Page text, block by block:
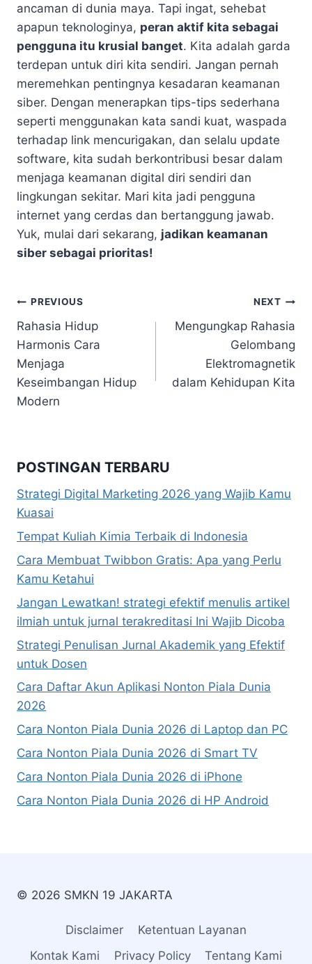
ancaman di dunia maya. Tapi ingat, sehebat
apapun teknologinya, peran aktif kita sebagai
pengguna itu krusial banget. Kita adalah garda
terdepan untuk diri kita sendiri. Jangan pernah
meremehkan pentingnya kesadaran keamanan
siber. Dengan menerapkan tips-tips sederhana
seperti menggunakan kata sandi kuat, waspada
terhadap link mencurigakan, dan selalu update
software, kita sudah berkontribusi besar dalam
menjaga keamanan digital diri sendiri dan
lingkungan sekitar. Mari kita jadi pengguna
internet yang cerdas dan bertanggung jawab.
Yuk, mulai dari sekarang, jadikan keamanan
siber sebagai prioritas!
Navigasi
pos
PREVIOUS
Rahasia Hidup
Harmonis Cara
Menjaga
Keseimbangan Hidup
Modern
NEXT
Mengungkap Rahasia
Gelombang
Elektromagnetik
dalam Kehidupan Kita
POSTINGAN TERBARU
Strategi Digital Marketing 2026 yang Wajib Kamu
Kuasai
Tempat Kuliah Kimia Terbaik di Indonesia
Cara Membuat Twibbon Gratis: Apa yang Perlu
Kamu Ketahui
Jangan Lewatkan! strategi efektif menulis artikel
ilmiah untuk jurnal terakreditasi Ini Wajib Dicoba
Strategi Penulisan Jurnal Akademik yang Efektif
untuk Dosen
Cara Daftar Akun Aplikasi Nonton Piala Dunia
2026
Cara Nonton Piala Dunia 2026 di Laptop dan PC
Cara Nonton Piala Dunia 2026 di Smart TV
Cara Nonton Piala Dunia 2026 di iPhone
Cara Nonton Piala Dunia 2026 di HP Android
© 2026 SMKN 19 JAKARTA
Disclaimer
Ketentuan Layanan
Kontak Kami
Privacy Policy Tentang Kami